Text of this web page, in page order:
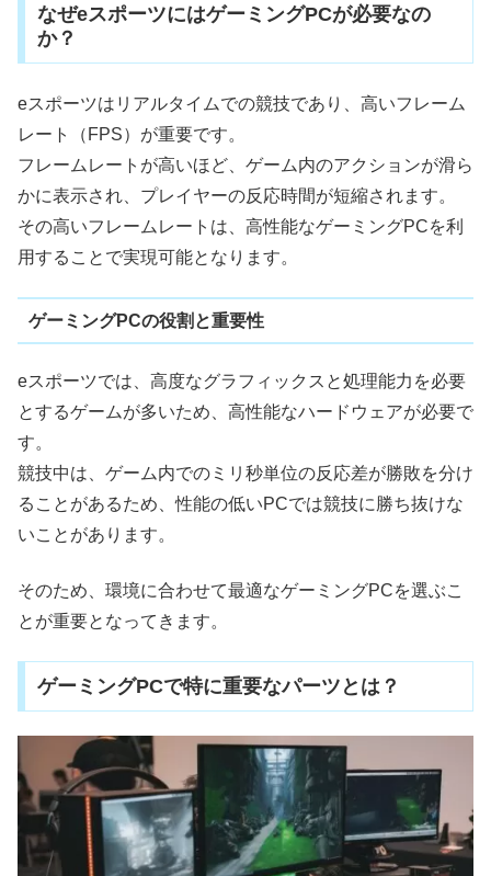
なぜeスポーツにはゲーミングPCが必要なの
か？
eスポーツはリアルタイムでの競技であり、高いフレーム
レート（FPS）が重要です。
フレームレートが高いほど、ゲーム内のアクションが滑ら
かに表示され、プレイヤーの反応時間が短縮されます。
その高いフレームレートは、高性能なゲーミングPCを利
用することで実現可能となります。
ゲーミングPCの役割と重要性
eスポーツでは、高度なグラフィックスと処理能力を必要
とするゲームが多いため、高性能なハードウェアが必要で
す。
競技中は、ゲーム内でのミリ秒単位の反応差が勝敗を分け
ることがあるため、性能の低いPCでは競技に勝ち抜けな
いことがあります。
そのため、環境に合わせて最適なゲーミングPCを選ぶこ
とが重要となってきます。
ゲーミングPCで特に重要なパーツとは？